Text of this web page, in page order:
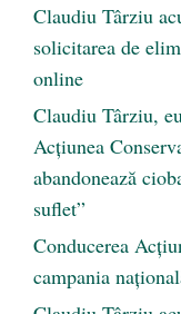
Claudiu Târziu
solicitarea de
online
Claudiu Târziu,
Acțiunea
abandonează
suflet”
Conducerea
campania